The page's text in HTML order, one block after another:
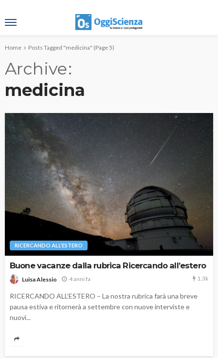
Home Posts Tagged "medicina" (Page 5)
Archive
medicina
RICERCANDO ALL'ESTERO
Buone vacanze dalla rubrica Ricercando all’estero
Luisa Alessio 4 anni fa 1.3k
RICERCANDO ALL’ESTERO – La nostra rubrica farà una breve
pausa estiva e ritornerà a settembre con nuove interviste e
nuovi...